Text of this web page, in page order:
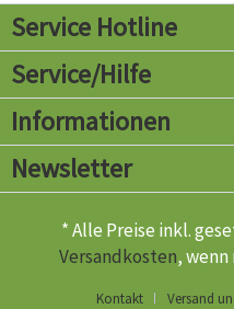
Service Hotline
Service/Hilfe
Informationen
Newsletter
* Alle Preise inkl.
Versandkosten,
Kontakt
Versand